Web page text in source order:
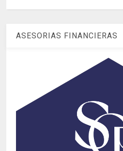
ASESORIAS FINANCIERAS